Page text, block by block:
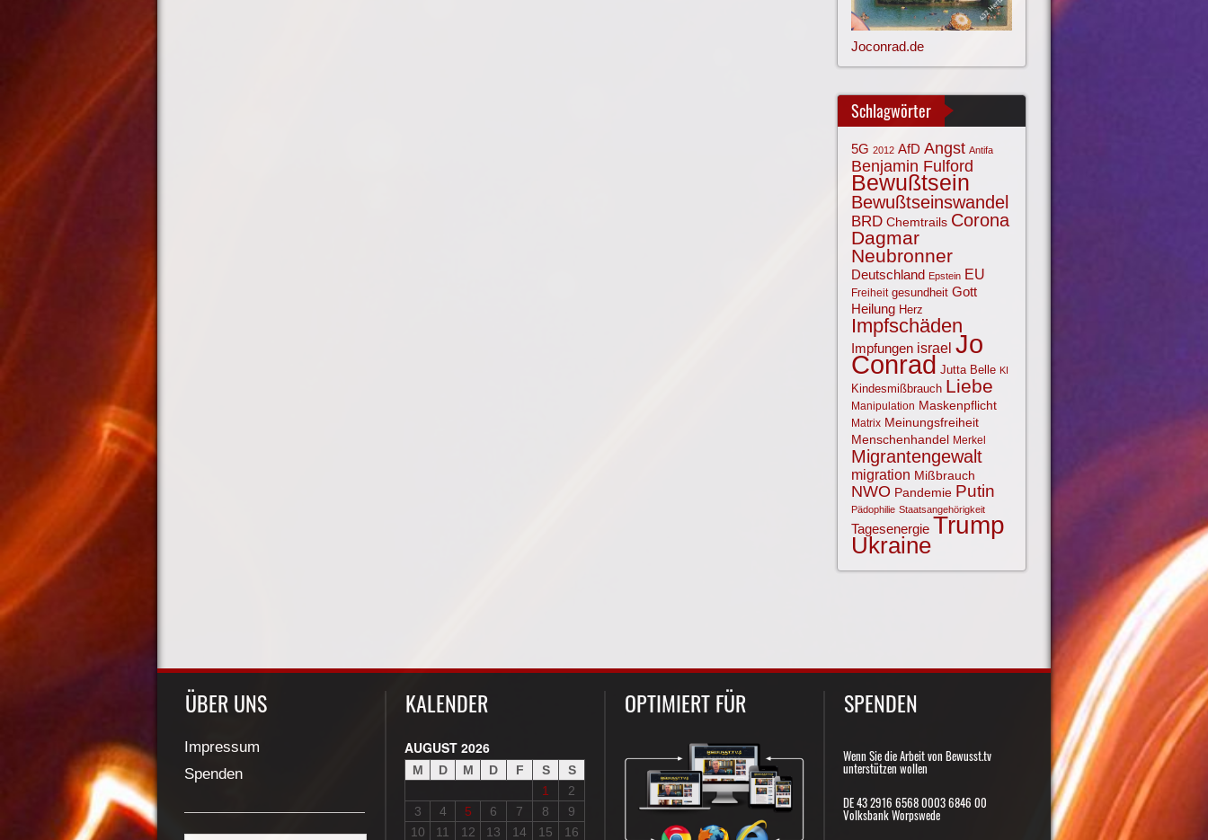
Joconrad.de
Schlagwörter
5G 2012 AfD Angst Antifa
Benjamin Fulford
Bewußtsein
Bewußtseinswandel
BRD Chemtrails Corona
Dagmar
Neubronner
Deutschland Epstein EU
Freiheit gesundheit Gott
Heilung Herz
Impfschäden
Impfungen israel Jo
Conrad Jutta Belle KI
Kindesmißbrauch Liebe
Manipulation Maskenpflicht
Matrix Meinungsfreiheit
Menschenhandel Merkel
Migrantengewalt
migration Mißbrauch
NWO Pandemie Putin
Pädophilie Staatsangehörigkeit
Tagesenergie Trump
Ukraine
ÜBER UNS
Impressum
Spenden
KALENDER
AUGUST 2026
M D M D F S
S
1
2
3
4 5 6 7 8
9
10
11 12 13 14 15 16
OPTIMIERT FÜR SPENDEN
Wenn Sie die Arbeit von Bewusst.tv
unterstützen wollen
DE 43 2916 6568 0003 6846 00
Volksbank Worpswede